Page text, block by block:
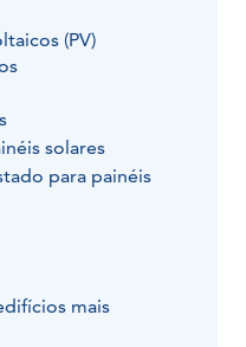
(PV)
solares
para painéis
mais